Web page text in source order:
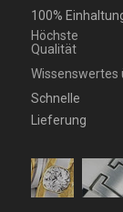
100%
Höchste
Qualität
Wissenswertes
Schnelle
Lieferung